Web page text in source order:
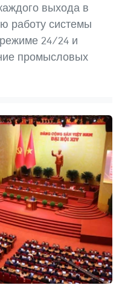
выхода в
работу системы
24/24 и
промысловых